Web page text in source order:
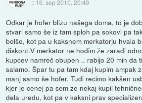
:: 16. sep 2010, 20:49
Odkar je hofer blizu našega doma, to je
stvari samo še iz tam sploh pa sokovi pa
bolše, kot pa u kaksnem merkatorju hvala
diskont.V merkator ne hodim že zaradi
kupcev namreč obupen .. rabijo 20 min da
salamo. Špar tu pa tam kdaj kupim ampak
manj samo še hofer. Tudi recimo kakšen
kjer je cenej pa sem ze nekaj kupil
dela uredu, kot pa v kaksni prav